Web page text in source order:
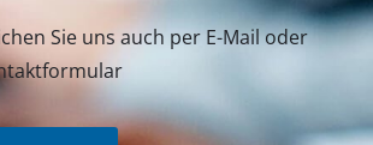
Sie uns auch per E-Mail oder